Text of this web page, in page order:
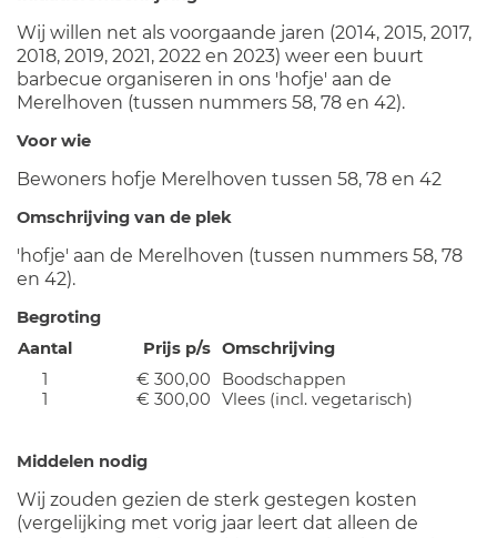
Wij willen net als voorgaande jaren (2014, 2015, 2017,
2018, 2019, 2021, 2022 en 2023) weer een buurt
barbecue organiseren in ons 'hofje' aan de
Merelhoven (tussen nummers 58, 78 en 42).
Voor wie
Bewoners hofje Merelhoven tussen 58, 78 en 42
Omschrijving van de plek
'hofje' aan de Merelhoven (tussen nummers 58, 78
en 42).
Begroting
Aantal
Prijs p/s Omschrijving
1
€ 300,00
Boodschappen
1
€ 300,00 Vlees (incl. vegetarisch)
Middelen nodig
Wij zouden gezien de sterk gestegen kosten
(vergelijking met vorig jaar leert dat alleen de